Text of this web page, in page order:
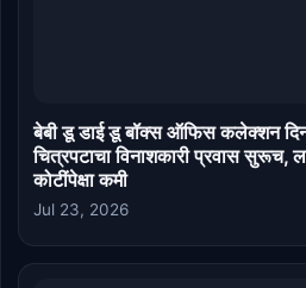
बेबी डू डाई डू बॉक्स ऑफिस कलेक्शन
चित्रपटाचा विनाशकारी प्रवास सुरूच,
कोटींपेक्षा कमी
Jul 23, 2026